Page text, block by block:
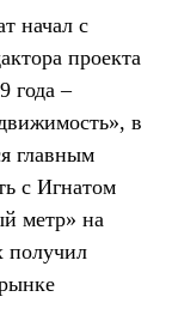
начал с
проекта
года –
в
главным
с Игнатом
метр» на
получил